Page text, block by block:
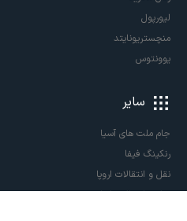
لیورپول
منچستریونایتد
یوونتوس
سایر
جام ملت های آسیا
رنکینگ فیفا
نقل و انتقالات اروپا
نقل و انتقالات ایران